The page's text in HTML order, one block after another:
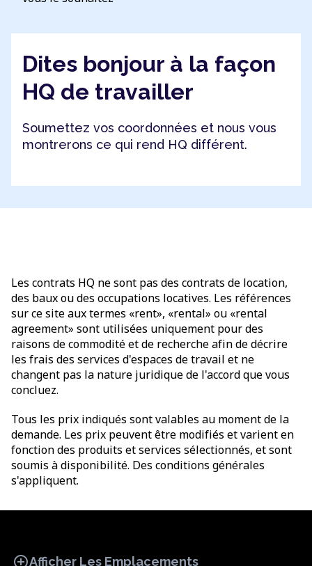
Dites bonjour à la façon
HQ de travailler
Soumettez vos coordonnées et nous vous
montrerons ce qui rend HQ différent.
Les contrats HQ ne sont pas des contrats de location,
des baux ou des occupations locatives. Les références
sur ce site aux termes «rent», «rental» ou «rental
agreement» sont utilisées uniquement pour des
raisons de commodité et de recherche afin de décrire
les frais des services d'espaces de travail et ne
changent pas la nature juridique de l'accord que vous
concluez.
Tous les prix indiqués sont valables au moment de la
demande. Les prix peuvent être modifiés et varient en
fonction des produits et services sélectionnés, et sont
soumis à disponibilité. Des conditions générales
s'appliquent.
add_circleAfficher Les Emplacements